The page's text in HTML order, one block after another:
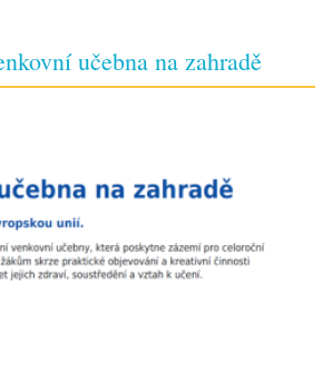
učebna na zahradě